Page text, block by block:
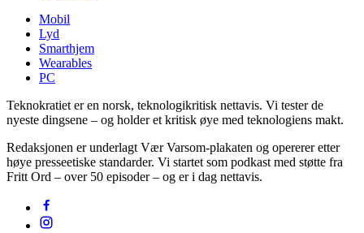
Mobil
Lyd
Smarthjem
Wearables
PC
Teknokratiet er en norsk, teknologikritisk nettavis. Vi tester de
nyeste dingsene – og holder et kritisk øye med teknologiens makt.
Redaksjonen er underlagt Vær Varsom-plakaten og opererer etter
høye presseetiske standarder. Vi startet som podkast med støtte fra
Fritt Ord – over 50 episoder – og er i dag nettavis.